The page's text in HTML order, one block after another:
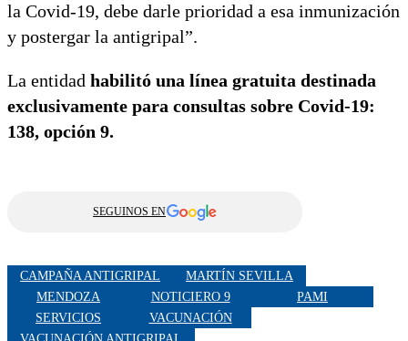
la Covid-19, debe darle prioridad a esa inmunización
y postergar la antigripal”.
La entidad habilitó una línea gratuita destinada
exclusivamente para consultas sobre Covid-19:
138, opción 9.
SEGUINOS EN
CAMPAÑA ANTIGRIPAL
MARTÍN SEVILLA
MENDOZA
NOTICIERO 9
PAMI
SERVICIOS
VACUNACIÓN